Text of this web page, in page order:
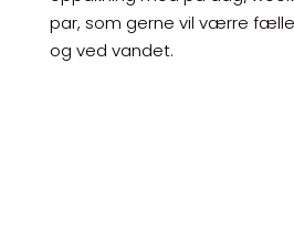
par, som gerne vil værre
og ved vandet.